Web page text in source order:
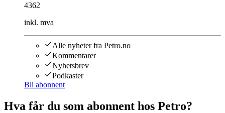
4362
inkl. mva
Alle nyheter fra Petro.no
Kommentarer
Nyhetsbrev
Podkaster
Bli abonnent
Hva får du som abonnent hos Petro?